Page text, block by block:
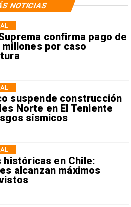
confirma pago de
millones por caso
suspende construcción
Norte en El Teniente
sísmicos
históricas en Chile:
alcanzan máximos
NOTICIAS